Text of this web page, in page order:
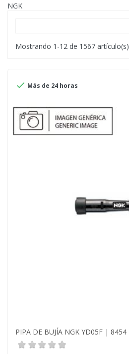
NGK
Mostrando 1-12 de 1567 artículo(s)
 Más de 24 horas
PIPA DE BUJÍA NGK YD05F | 8454